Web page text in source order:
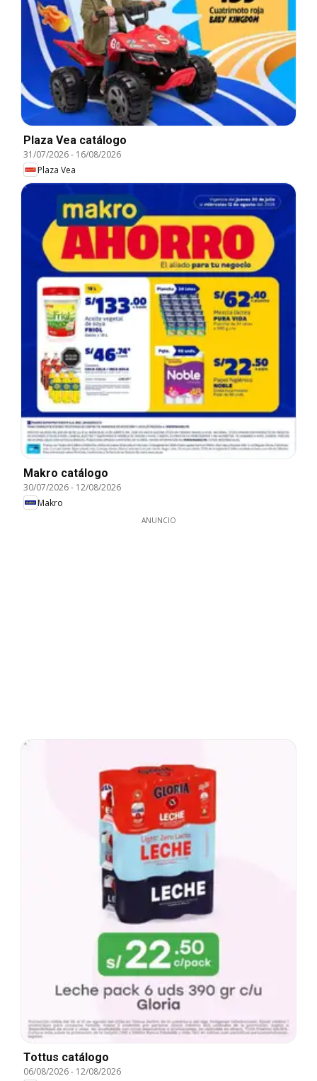
Plaza Vea catálogo
31/07/2026- 16/08/2026
Plaza Vea
Makro catálogo
30/07/2026- 12/08/2026
Makro
ANUNCIO
Tottus catálogo
06/08/2026- 12/08/2026